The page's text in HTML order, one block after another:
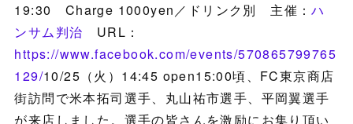
19:30 Charge 1000yen／ドリンク別 主催：ハ
ンサム判治 URL：
https://www.facebook.com/events/570865799765
129/10/25（火）14:45 open15:00頃、FC東京商店
街訪問で米本拓司選手、丸山祐市選手、平岡翼選手
が来店しました。選手の皆さんを激励にお集り頂い